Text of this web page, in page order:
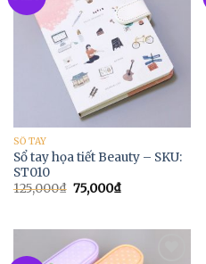
Wishlist
SỔ TAY
Sổ tay họa tiết Beauty – SKU:
ST010
125,000₫ 75,000₫